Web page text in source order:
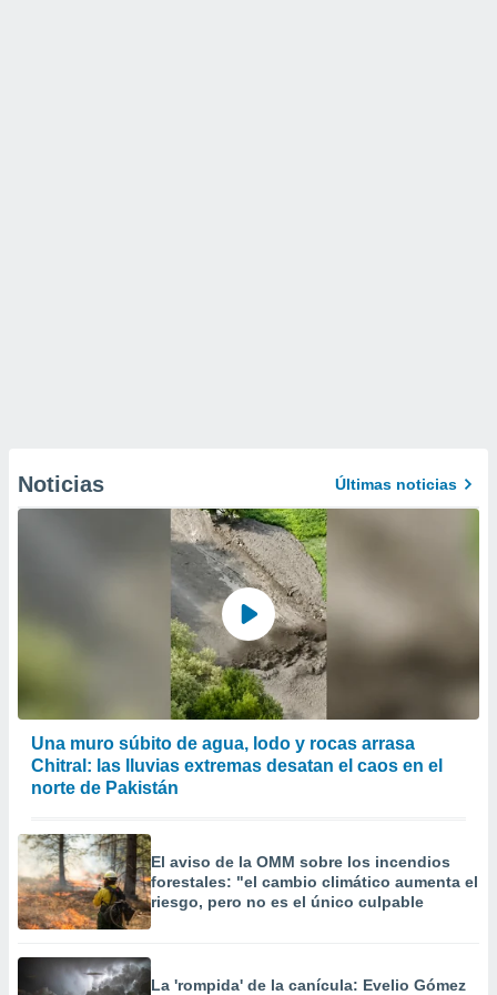
Noticias Últimas noticias
Una muro súbito de agua, lodo y rocas arrasa
Chitral: las lluvias extremas desatan el caos en el
norte de Pakistán
El aviso de la OMM sobre los incendios
forestales: "el cambio climático aumenta el
riesgo, pero no es el único culpable
La 'rompida' de la canícula: Evelio Gómez